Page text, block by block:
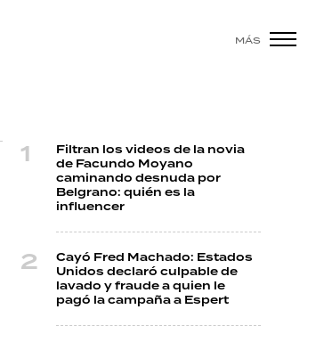
MÁS
Filtran los videos de la novia
de Facundo Moyano
caminando desnuda por
Belgrano: quién es la
influencer
Cayó Fred Machado: Estados
Unidos declaró culpable de
lavado y fraude a quien le
pagó la campaña a Espert